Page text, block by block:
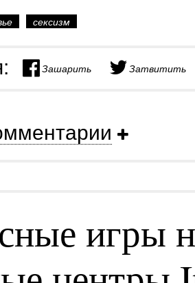
сексизм
Зашарить Затвитить
игры